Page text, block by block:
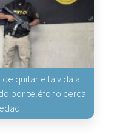
de quitarle la vida a
por teléfono cerca